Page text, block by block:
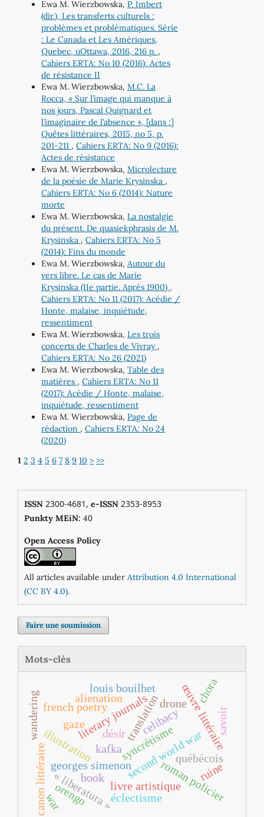
Ewa M. Wierzbowska, P. Imbert
(dir.), Les transferts culturels :
problèmes et problématiques. Série
: Le Canada et Les Amériques,
Quebec, uOttawa, 2016, 216 p. ,
Cahiers ERTA: No 10 (2016): Actes
de résistance II
Ewa M. Wierzbowska, M.C. La
Rocca, « Sur l’image qui manque à
nos jours, Pascal Quignard et
l’imaginaire de l’absence », [dans :]
Quêtes littéraires, 2015, no 5, p.
201-211 , Cahiers ERTA: No 9 (2016):
Actes de résistance
Ewa M. Wierzbowska, Microlecture
de la poésie de Marie Krysinska ,
Cahiers ERTA: No 6 (2014): Nature
morte
Ewa M. Wierzbowska, La nostalgie
du présent. De quasiekphrasis de M.
Krysinska , Cahiers ERTA: No 5
(2014): Fins du monde
Ewa M. Wierzbowska, Autour du
vers libre. Le cas de Marie
Krysinska (IIe partie. Après 1900) ,
Cahiers ERTA: No 11 (2017): Acédie /
Honte, malaise, inquiétude,
ressentiment
Ewa M. Wierzbowska, Les trois
concerts de Charles de Vivray ,
Cahiers ERTA: No 26 (2021)
Ewa M. Wierzbowska, Table des
matières , Cahiers ERTA: No 11
(2017): Acédie / Honte, malaise,
inquiétude, ressentiment
Ewa M. Wierzbowska, Page de
rédaction , Cahiers ERTA: No 24
(2020)
1 2 3 4 5 6 7 8 9 10 > >>
ISSN2300-4681, e-ISSN2353-8953
Punkty MEiN: 40
Open Access Policy
All articles available under Attribution 4.0 International
(CC BY 4.0).
Faire une soumission
Mots-clés
kafka
georges simenon
literary journals
second world war
french poetry
roman policier
translation
canon littéraire
celibacy
wandering alienation
livre artistique
œuvre littéraire
« liberatura »éclectisme
syncrétismequébécois
drone
louis bouilhet
illustration
savoir
désir
orengo
book ruine
chora
gaze
war